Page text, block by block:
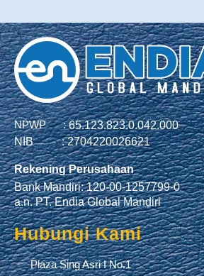
NPWP :65.123.823.0.042.000
NIB :2704220026621
Rekening Perusahaan
Bank Mandiri: 120-00-1257799-0
a.n. PT. Endia Global Mandiri
Hubungi Kami
Plaza Sing Asri I No.1